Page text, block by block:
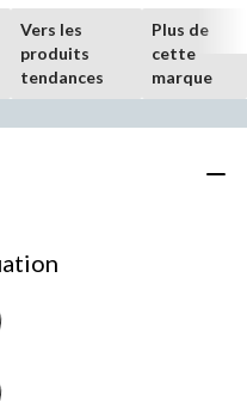
Vers les
produits
tendances
Plus de
cette
marque